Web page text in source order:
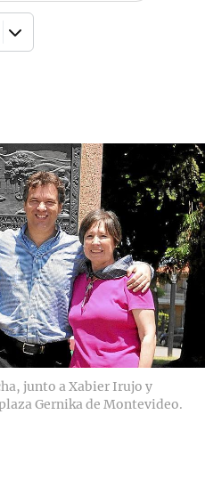
junto a Xabier Irujo y
Gernika de Montevideo.